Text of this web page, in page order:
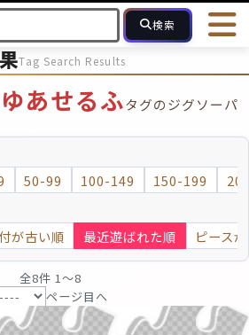
検索
会員登録
お問合せ
ズル
16～49 50～99 100
Tag Search Results
あせるふタグのジグソーパ
50-99 100-149 150-199
が古い順 最近遊ばれた順 ピース
全8件 1〜8
ページ目へ